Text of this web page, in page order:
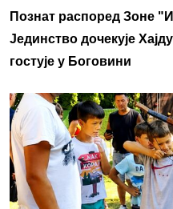
Познат распоред Зоне
Јединство дочекује
гостује у Боговини